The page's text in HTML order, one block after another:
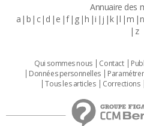
Annuaire des
a b c d e f g h i j k l m n
z
Qui sommes nous Contact
Données personnelles
Tous les articles
Corrections